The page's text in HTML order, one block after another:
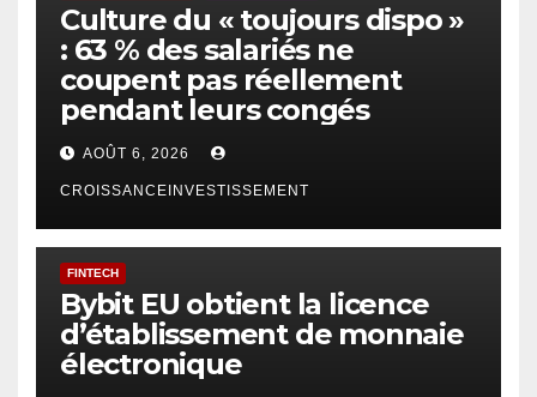
Culture du « toujours dispo »
: 63 % des salariés ne
coupent pas réellement
pendant leurs congés
AOÛT 6, 2026
CROISSANCEINVESTISSEMENT
FINTECH
Bybit EU obtient la licence
d’établissement de monnaie
électronique